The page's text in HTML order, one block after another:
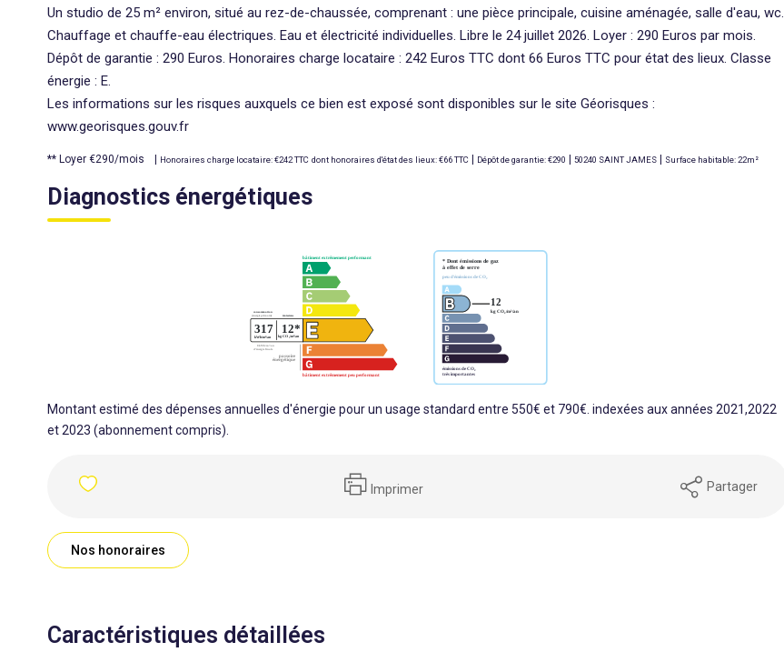
Un studio de 25 m² environ, situé au rez-de-chaussée, comprenant : une pièce principale, cuisine aménagée, salle d'eau, wc.
Chauffage et chauffe-eau électriques. Eau et électricité individuelles. Libre le 24 juillet 2026. Loyer : 290 Euros par mois.
Dépôt de garantie : 290 Euros. Honoraires charge locataire : 242 Euros TTC dont 66 Euros TTC pour état des lieux. Classe
énergie : E.
Les informations sur les risques auxquels ce bien est exposé sont disponibles sur le site Géorisques :
www.georisques.gouv.fr
** Loyer €290/mois Honoraires charge locataire: €242 TTC dont honoraires d'état des lieux: €66 TTC Dépôt de garantie: €290 50240 SAINT JAMES Surface habitable: 22m²
Diagnostics énergétiques
Montant estimé des dépenses annuelles d'énergie pour un usage standard entre 550€ et 790€. indexées aux années 2021,2022
et 2023 (abonnement compris).
Imprimer Partager
Nos honoraires
Caractéristiques détaillées